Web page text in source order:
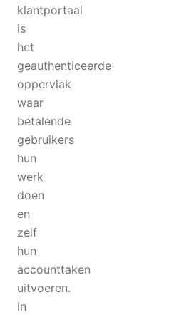
klantportaal
is
het
geauthenticeerde
oppervlak
waar
betalende
gebruikers
hun
werk
doen
en
zelf
hun
accounttaken
uitvoeren.
In